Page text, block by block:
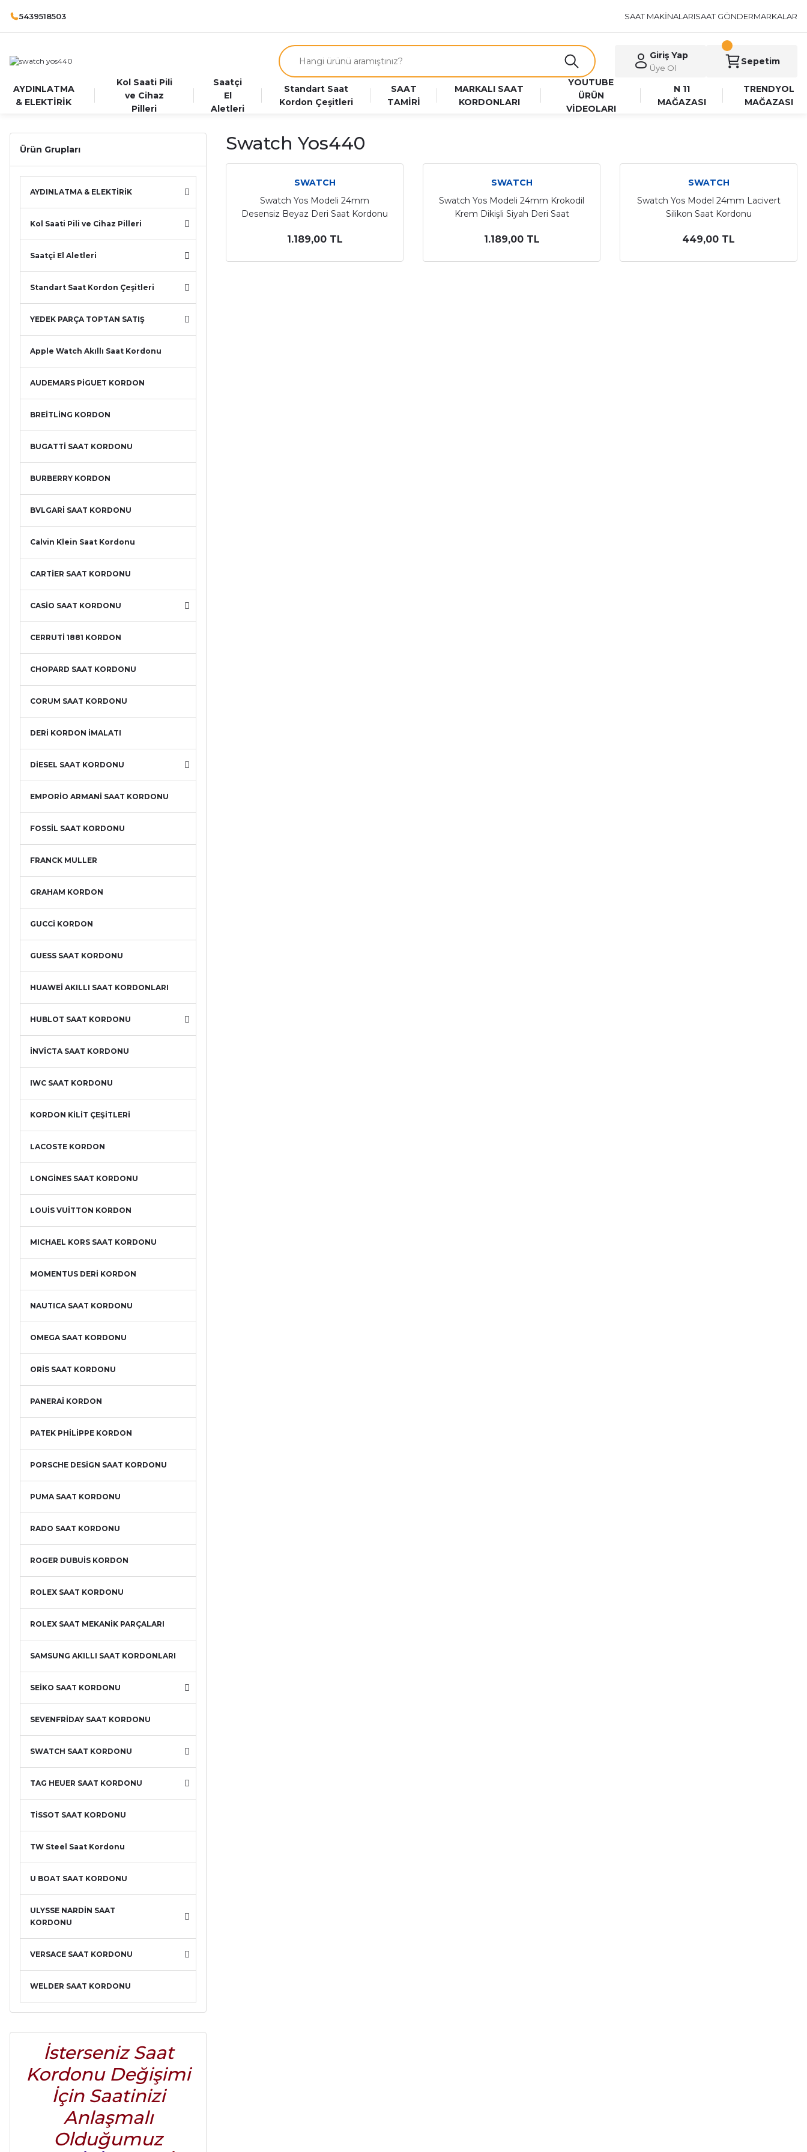
5439518503 SAAT MAKİNALARISAAT GÖNDERMARKALAR
Giriş Yap
Üye Ol
Sepetim
AYDINLATMA
& ELEKTİRİK
Kol Saati Pili
ve Cihaz
Pilleri
Saatçi
El
Aletleri
Standart Saat
Kordon Çeşitleri
SAAT
TAMİRİ
MARKALI SAAT
KORDONLARI
YOUTUBE
ÜRÜN
VİDEOLARI
N 11
MAĞAZASI
TRENDYOL
MAĞAZASI
Ürün Grupları
AYDINLATMA & ELEKTİRİK
Kol Saati Pili ve Cihaz Pilleri
Saatçi El Aletleri
Standart Saat Kordon Çeşitleri
YEDEK PARÇA TOPTAN SATIŞ
Apple Watch Akıllı Saat Kordonu
AUDEMARS PİGUET KORDON
BREİTLİNG KORDON
BUGATTİ SAAT KORDONU
BURBERRY KORDON
BVLGARİ SAAT KORDONU
Calvin Klein Saat Kordonu
CARTİER SAAT KORDONU
CASİO SAAT KORDONU
CERRUTİ 1881 KORDON
CHOPARD SAAT KORDONU
CORUM SAAT KORDONU
DERİ KORDON İMALATI
DİESEL SAAT KORDONU
EMPORİO ARMANİ SAAT KORDONU
FOSSİL SAAT KORDONU
FRANCK MULLER
GRAHAM KORDON
GUCCİ KORDON
GUESS SAAT KORDONU
HUAWEİ AKILLI SAAT KORDONLARI
HUBLOT SAAT KORDONU
İNVİCTA SAAT KORDONU
IWC SAAT KORDONU
KORDON KİLİT ÇEŞİTLERİ
LACOSTE KORDON
LONGİNES SAAT KORDONU
LOUİS VUİTTON KORDON
MICHAEL KORS SAAT KORDONU
MOMENTUS DERİ KORDON
NAUTICA SAAT KORDONU
OMEGA SAAT KORDONU
ORİS SAAT KORDONU
PANERAİ KORDON
PATEK PHİLİPPE KORDON
PORSCHE DESİGN SAAT KORDONU
PUMA SAAT KORDONU
RADO SAAT KORDONU
ROGER DUBUİS KORDON
ROLEX SAAT KORDONU
ROLEX SAAT MEKANİK PARÇALARI
SAMSUNG AKILLI SAAT KORDONLARI
SEİKO SAAT KORDONU
SEVENFRİDAY SAAT KORDONU
SWATCH SAAT KORDONU
TAG HEUER SAAT KORDONU
TİSSOT SAAT KORDONU
TW Steel Saat Kordonu
U BOAT SAAT KORDONU
ULYSSE NARDİN SAAT
KORDONU
VERSACE SAAT KORDONU
WELDER SAAT KORDONU
İsterseniz Saat
Kordonu Değişimi
İçin Saatinizi
Anlaşmalı
Olduğumuz
Swatch Yos440
SWATCH
Swatch Yos Modeli 24mm
Desensiz Beyaz Deri Saat Kordonu
1.189,00 TL
SWATCH
Swatch Yos Modeli 24mm Krokodil
Krem Dikişli Siyah Deri Saat
1.189,00 TL
SWATCH
Swatch Yos Model 24mm Lacivert
Silikon Saat Kordonu
449,00 TL